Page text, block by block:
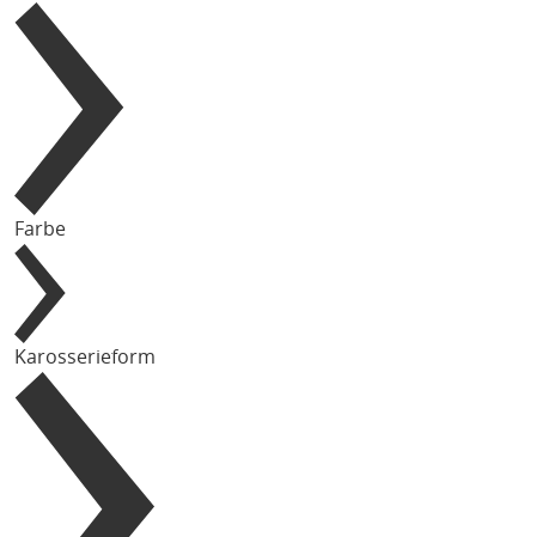
Farbe
Karosserieform